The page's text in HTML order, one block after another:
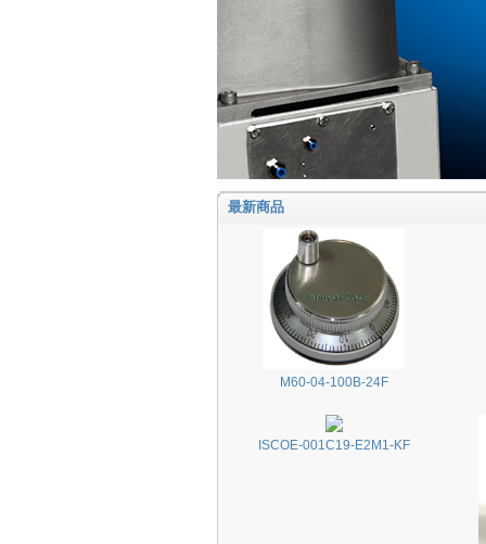
最新商品
M60-04-100B-24F
ISCOE-001C19-E2M1-KF